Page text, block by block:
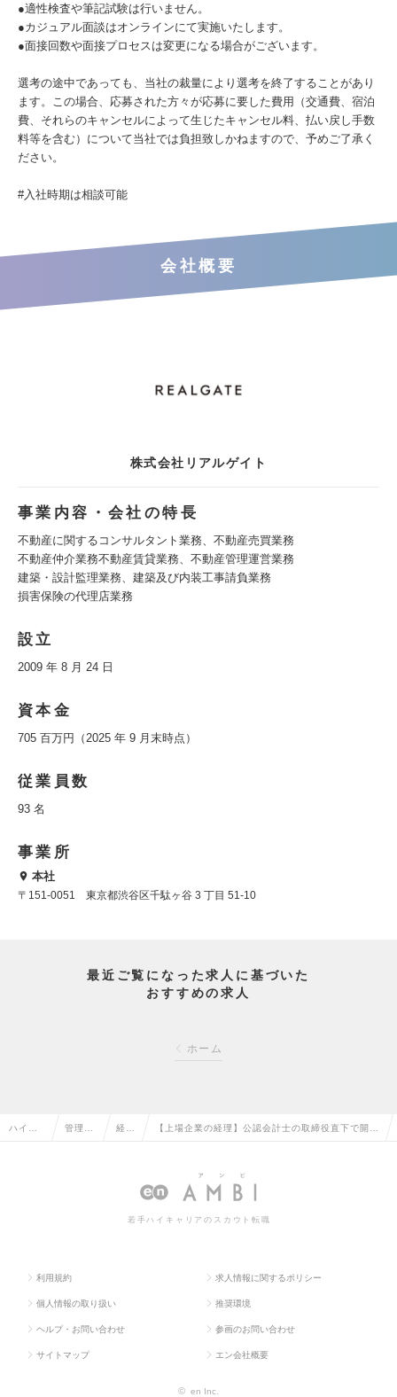
●適性検査や筆記試験は行いません。
●カジュアル面談はオンラインにて実施いたします。
●面接回数や面接プロセスは変更になる場合がございます。
選考の途中であっても、当社の裁量により選考を終了することがあり
ます。この場合、応募された方々が応募に要した費用（交通費、宿泊
費、それらのキャンセルによって生じたキャンセル料、払い戻し手数
料等を含む）について当社では負担致しかねますので、予めご了承く
ださい。
#入社時期は相談可能
会社概要
株式会社リアルゲイト
事業内容・会社の特長
不動産に関するコンサルタント業務、不動産売買業務
不動産仲介業務不動産賃貸業務、不動産管理運営業務
建築・設計監理業務、建築及び内装工事請負業務
損害保険の代理店業務
設立
2009 年 8 月 24 日
資本金
705 百万円（2025 年 9 月末時点）
従業員数
93 名
事業所
本社
〒151-0051 東京都渋谷区千駄ヶ谷 3 丁目 51-10
最近ご覧になった求人に基づいた
おすすめの求人
ホーム
ハイク 管理部 経理 【上場企業の経理】公認会計士の取締役直下で開
住宅手当有の求人情報
若手ハイキャリアのスカウト転職
利用規約 求人情報に関するポリシー
個人情報の取り扱い 推奨環境
ヘルプ・お問い合わせ 参画のお問い合わせ
サイトマップ エン会社概要
© en Inc.